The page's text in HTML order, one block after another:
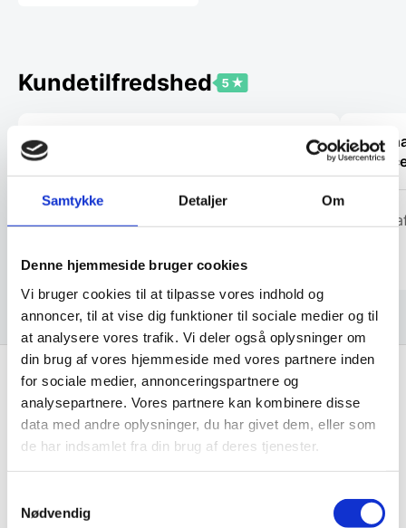
Samtykke Detaljer Om
Denne hjemmeside bruger cookies
Vi bruger cookies til at tilpasse vores indhold og
annoncer, til at vise dig funktioner til sociale medier og til
at analysere vores trafik. Vi deler også oplysninger om
din brug af vores hjemmeside med vores partnere inden
for sociale medier, annonceringspartnere og
analysepartnere. Vores partnere kan kombinere disse
data med andre oplysninger, du har givet dem, eller som
de har indsamlet fra din brug af deres tjenester.
Nødvendig
Kundetilfredshed
Kris
“Jeg
Få de bedste tilbud først!
Husk at tilmelde dig vores nyhedsbrev og vær først
ikke, men sender kun relevante tilbud og